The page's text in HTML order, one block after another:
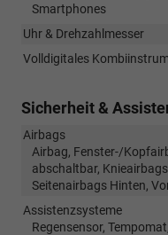
Smartphones
Uhr & Drehzahlmesser
Volldigitales
Sicherheit &
Airbags
Airbag, Fenster-/
abschaltbar,
Seitenairbags Hinten,
Assistenzsysteme
Regensensor,